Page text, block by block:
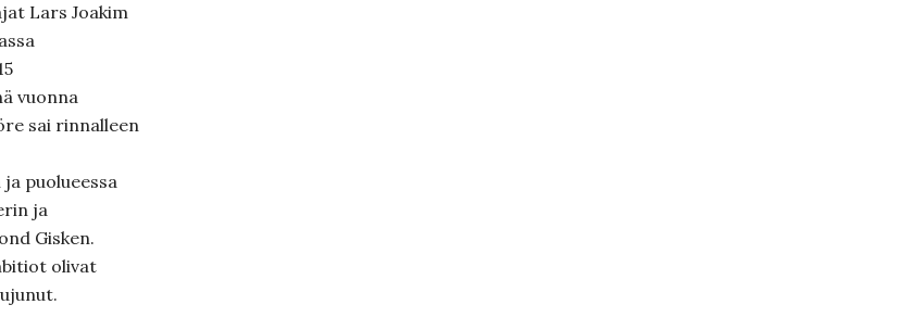
Lars Joakim
vuonna
sai rinnalleen
puolueessa
ja
Gisken.
olivat